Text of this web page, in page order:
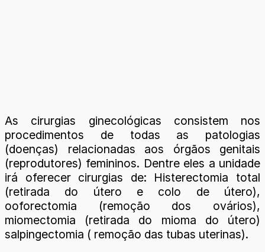
As cirurgias ginecológicas consistem nos
procedimentos de todas as patologias
(doenças) relacionadas aos órgãos genitais
(reprodutores) femininos. Dentre eles a unidade
irá oferecer cirurgias de: Histerectomia total
(retirada do útero e colo de útero),
ooforectomia (remoção dos ovários),
miomectomia (retirada do mioma do útero)
salpingectomia ( remoção das tubas uterinas).